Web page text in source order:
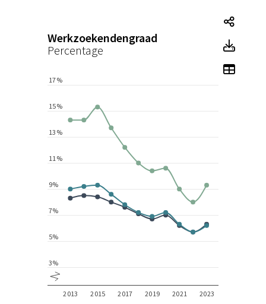
Werkzoekendengraad
Percentage
Toon